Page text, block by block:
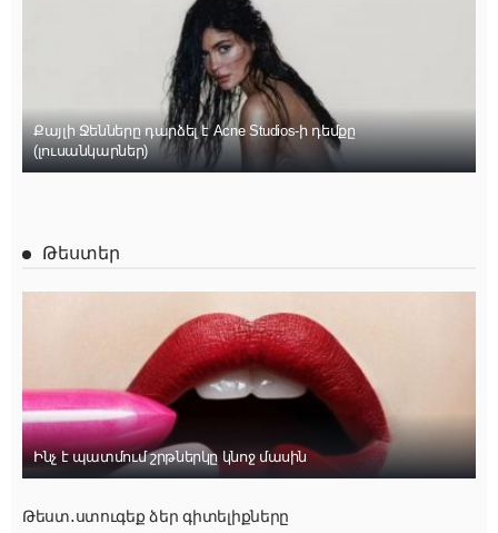
Քայլի Ջենները դարձել է Acne Studios-ի դեմքը
(լուսանկարներ)
Թեստեր
Ինչ է պատմում շրթներկը կնոջ մասին
Թեստ․ստուգեք ձեր գիտելիքները